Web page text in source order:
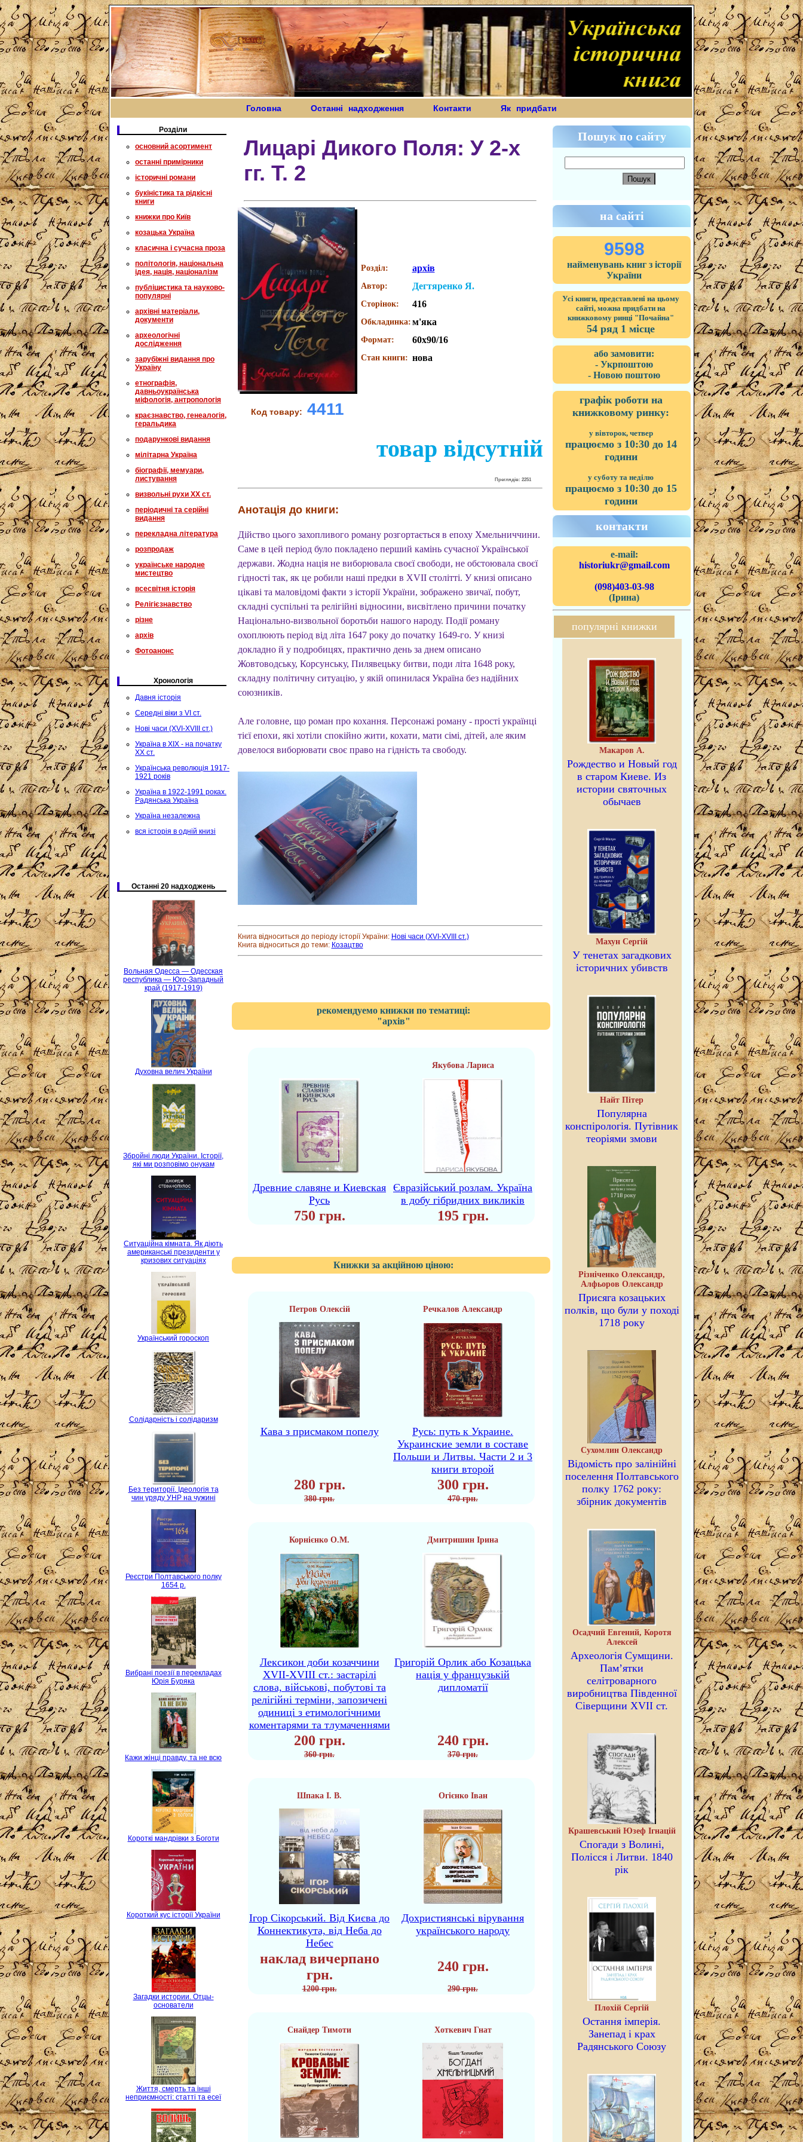
Головна Останні надходження Контакти Як придбати
Розділи
основний асортимент
останні примірники
історичні романи
букіністика та рідкісні
книги
книжки про Київ
козацька Україна
класична і сучасна проза
політологія, національна
ідея, нація, націоналізм
публіцистика та науково-
популярні
архівні матеріали,
документи
археологічні
дослідження
зарубіжні видання про
Україну
етнографія,
давньоукраїнська
міфологія, антропологія
краєзнавство, генеалогія,
геральдика
подарункові видання
мілітарна Україна
біографії, мемуари,
листування
визвольні рухи XX ст.
періодичні та серійні
видання
перекладна література
розпродаж
українське народне
мистецтво
всесвітня історія
Релігієзнавство
різне
архів
Фотоанонс
Хронологія
Давня історія
Середні віки з VI ст.
Нові часи (XVI-XVIII ст.)
Україна в XIX - на початку
XX ст.
Українська революція 1917-
1921 років
Україна в 1922-1991 роках.
Радянська Україна
Україна незалежна
вся історія в одній книзі
Останні 20 надходжень
Вольная Одесса — Одесская
республика — Юго-Западный
край (1917-1919)
Духовна велич України
Збройні люди України. Історії,
які ми розповімо онукам
Ситуаційна кімната. Як діють
американські президенти у
кризових ситуаціях
Український гороскоп
Солідарність і солідаризм
Без території. Ідеологія та
чин уряду УНР на чужині
Реєстри Полтавського полку
1654 р.
Вибрані поезії в перекладах
Юрія Буряка
Кажи жінці правду, та не всю
Короткі мандрівки з Боготи
Короткий кус історії України
Загадки истории. Отцы-
основатели
Життя, смерть та інші
неприємності: статті та есеї
Лицарі Дикого Поля: У 2-х
гг. Т. 2
Код товару: 4411
Розділ: архів
Автор: Дегтяренко Я.
Сторінок: 416
Обкладинка: м'яка
Формат: 60x90/16
Стан книги: нова
товар відсутній
Преглядів: 2251
Анотація до книги:
Дійство цього захопливого роману розгортається в епоху Хмельниччини.
Саме в цей період було покладено перший камінь сучасної Української
держави. Жодна нація не виборювала своєї свободи, не обстоювала своєї
гідності так, як це робили наші предки в XVII столітті. У книзі описано
цікаві та маловідомі факти з історії України, зображено звичаї, побут,
складні суспільні та релігійні відносини, висвітлено причини початку
Національно-визвольної боротьби нашого народу. Події роману
охоплюють період від літа 1647 року до початку 1649-го. У книзі
докладно й у подробицях, практично день за днем описано
Жовтоводську, Корсунську, Пилявецьку битви, поди літа 1648 року,
складну політичну ситуацію, у якій опинилася Україна без надійних
союзників.
Але головне, що роман про кохання. Персонажі роману - прості українці
тієї епохи, які хотіли спокійно жити, кохати, мати сімі, дітей, але яким
довелося виборювати своє право на гідність та свободу.
Книга відноситься до періоду історії України: Нові часи (XVI-XVIII ст.)
Книга відноситься до теми: Козацтво
рекомендуемо книжки по тематиці:
"архів"
Якубова Лариса
Древние славяне и Киевская
Русь
Євразійський розлам. Україна
в добу гібридних викликів
750 грн. 195 грн.
Книжки за акційною ціною:
Петров Олексій Речкалов Александр
Кава з присмаком попелу
Русь: путь к Украине.
Украинские земли в составе
Польши и Литвы. Части 2 и 3
книги второй
280 грн. 300 грн.
380 грн. 470 грн.
Корнієнко О.М. Дмитришин Ірина
Лексикон доби козаччини
XVII-XVIII ст.: застарілі
слова, військові, побутові та
релігійні терміни, запозичені
одиниці з етимологічними
коментарями та тлумаченнями
Григорій Орлик або Козацька
нація у французькій
дипломатії
200 грн. 240 грн.
360 грн. 370 грн.
Шпака І. В. Огієнко Іван
Ігор Сікорський. Від Києва до
Коннектикута, від Неба до
Небес
Дохристиянські вірування
українського народу
наклад вичерпано
грн.
240 грн.
1200 грн. 290 грн.
Снайдер Тимоти Хоткевич Гнат
Пошук по сайту
на сайті
9598
найменувань книг з історії
України
Усі книги, представлені на цьому
сайті, можна придбати на
книжковому ринці "Почайна"
54 ряд 1 місце
або замовити:
- Укрпоштою
- Новою поштою
графік роботи на
книжковому ринку:
у вівторок, четвер
працюємо з 10:30 до 14
години
у суботу та неділю
працюємо з 10:30 до 15
години
контакти
e-mail:
historiukr@gmail.com
(098)403-03-98
(Ірина)
популярні книжки
Макаров А.
Рождество и Новый год
в старом Киеве. Из
истории святочных
обычаев
Махун Сергій
У тенетах загадкових
історичних убивств
Найт Пітер
Популярна
конспірологія. Путівник
теоріями змови
Різніченко Олександр,
Алфьоров Олександр
Присяга козацьких
полків, що були у поході
1718 року
Сухомлин Олександр
Відомість про залінійні
поселення Полтавського
полку 1762 року:
збірник документів
Осадчий Евгений, Коротя
Алексей
Археологія Сумщини.
Пам’ятки
селітроварного
виробництва Південної
Сіверщини XVII ст.
Крашевський Юзеф Ігнацій
Спогади з Волині,
Полісся і Литви. 1840
рік
Плохій Сергій
Остання імперія.
Занепад і крах
Радянського Союзу